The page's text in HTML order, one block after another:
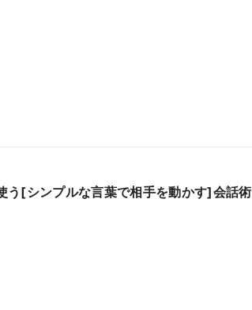
[シンプルな言葉で相手を動かす]会話術